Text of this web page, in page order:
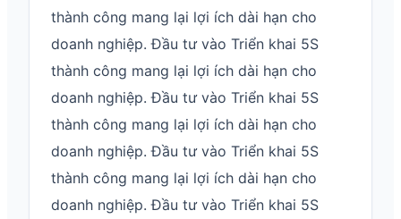
thành công mang lại lợi ích dài hạn cho
doanh nghiệp. Đầu tư vào Triển khai 5S
thành công mang lại lợi ích dài hạn cho
doanh nghiệp. Đầu tư vào Triển khai 5S
thành công mang lại lợi ích dài hạn cho
doanh nghiệp. Đầu tư vào Triển khai 5S
thành công mang lại lợi ích dài hạn cho
doanh nghiệp. Đầu tư vào Triển khai 5S